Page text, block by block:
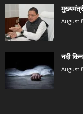
August
नदी
August